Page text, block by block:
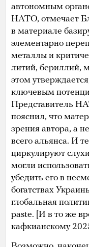
автономным
НАТО, отмечает
в материале
элементарно
металлы и
литий, бериллий,
этом
ключевым
Представитель
пояснил, что
зрения автора, а
всего альянса. И
циркулируют
могли
убедить его в
богатствах
глобальная
paste. [И в то же
кафкианскому